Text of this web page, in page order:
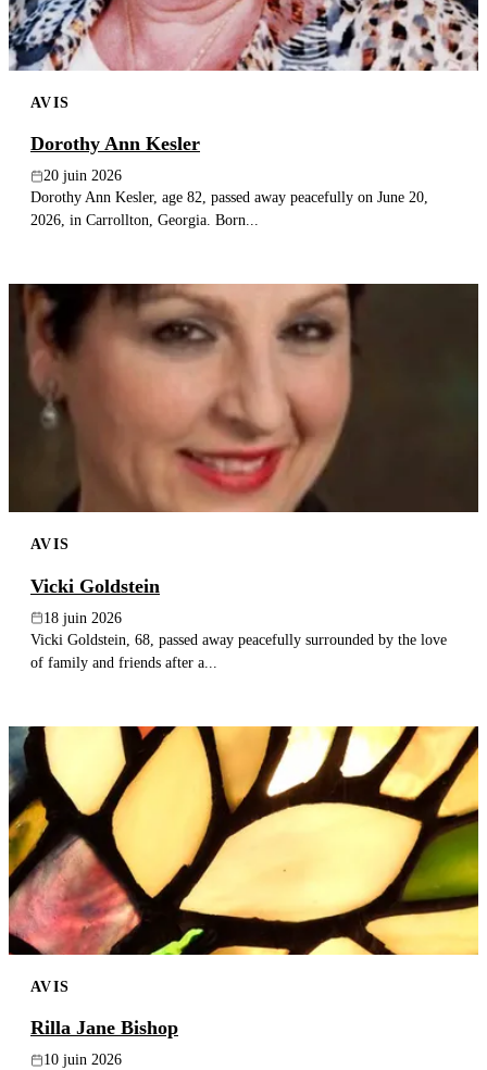
AVIS
Dorothy Ann Kesler
20 juin 2026
Dorothy Ann Kesler, age 82, passed away peacefully on June 20,
2026, in Carrollton, Georgia. Born...
AVIS
Vicki Goldstein
18 juin 2026
Vicki Goldstein, 68, passed away peacefully surrounded by the love
of family and friends after a...
AVIS
Rilla Jane Bishop
10 juin 2026